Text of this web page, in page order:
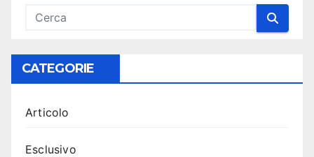
CATEGORIE
Articolo
Esclusivo